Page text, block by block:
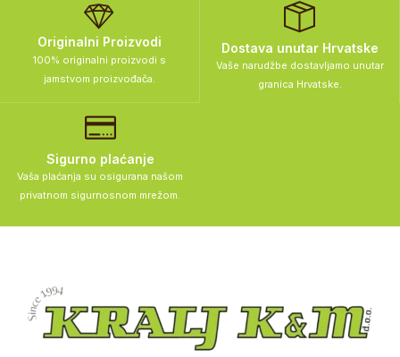
Originalni Proizvodi
100% originalni proizvodi s
jamstvom proizvođača.
Dostava unutar Hrvatske
Vaše narudžbe dostavljamo unutar
granica Hrvatske.
Sigurno plaćanje
Vaša plaćanja su osigurana našom
privatnom sigurnosnom mrežom.